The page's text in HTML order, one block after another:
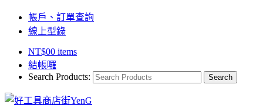
帳戶、訂單查詢
線上型錄
NT$00 items
結帳囉
Search Products: